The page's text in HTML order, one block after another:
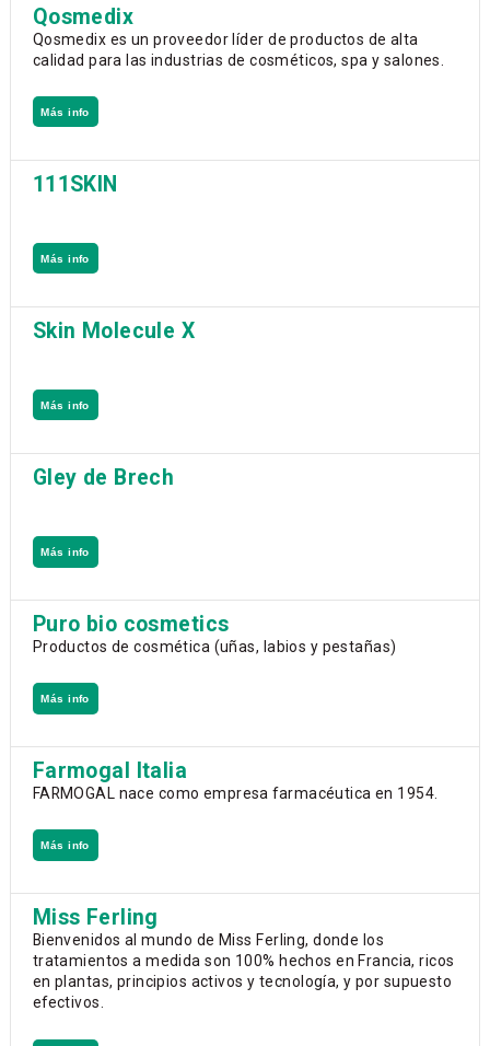
Qosmedix
Qosmedix es un proveedor líder de productos de alta
calidad para las industrias de cosméticos, spa y salones.
Más info
111SKIN
Más info
Skin Molecule X
Más info
Gley de Brech
Más info
Puro bio cosmetics
Productos de cosmética (uñas, labios y pestañas)
Más info
Farmogal Italia
FARMOGAL nace como empresa farmacéutica en 1954.
Más info
Miss Ferling
Bienvenidos al mundo de Miss Ferling, donde los
tratamientos a medida son 100% hechos en Francia, ricos
en plantas, principios activos y tecnología, y por supuesto
efectivos.